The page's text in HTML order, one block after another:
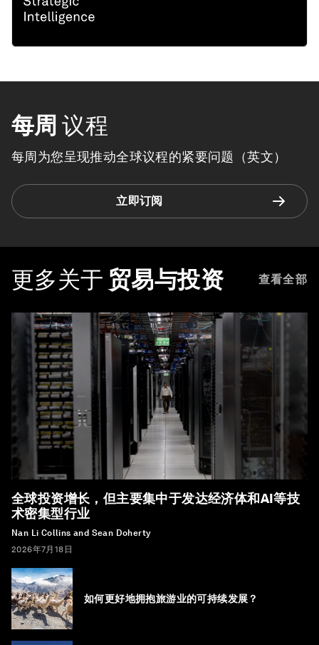
每周 议程
每周为您呈现推动全球议程的紧要问题（英文）
立即订阅
更多关于 贸易与投资 查看全部
全球投资增长，但主要集中于发达经济体和AI等技
术密集型行业
Nan Li Collins and Sean Doherty
2026年7月18日
如何更好地拥抱旅游业的可持续发展？